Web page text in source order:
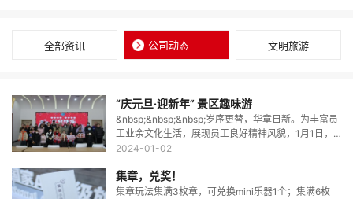
全部资讯 公司动态 文明旅游
“庆元旦·迎新年” 景区趣味游
&nbsp;&nbsp;&nbsp;岁序更替，华章日新。为丰富员
工业余文化生活，展现员工良好精神风貌，1月1日，
友发钢管创意园开展“庆元旦·迎新年”景区趣味活动，
戏“你画
2024-01-02
集章，兑奖！
集章玩法集满3枚章，可兑换mini乐器1个；集满6枚